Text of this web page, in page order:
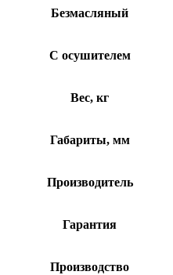
Безмасляный
C осушителем
Вес, кг
Габариты, мм
Производитель
Гарантия
Производство